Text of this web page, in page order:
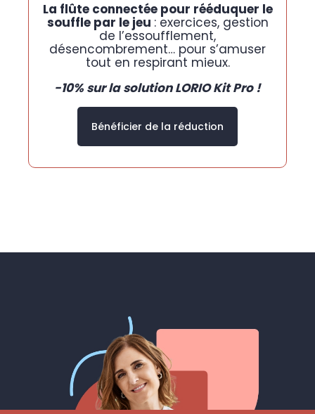
La flûte connectée pour rééduquer le
souffle par le jeu : exercices, gestion
de l’essoufflement,
désencombrement… pour s’amuser
tout en respirant mieux.
-10% sur la solution LORIO Kit Pro !
Bénéficier de la réduction